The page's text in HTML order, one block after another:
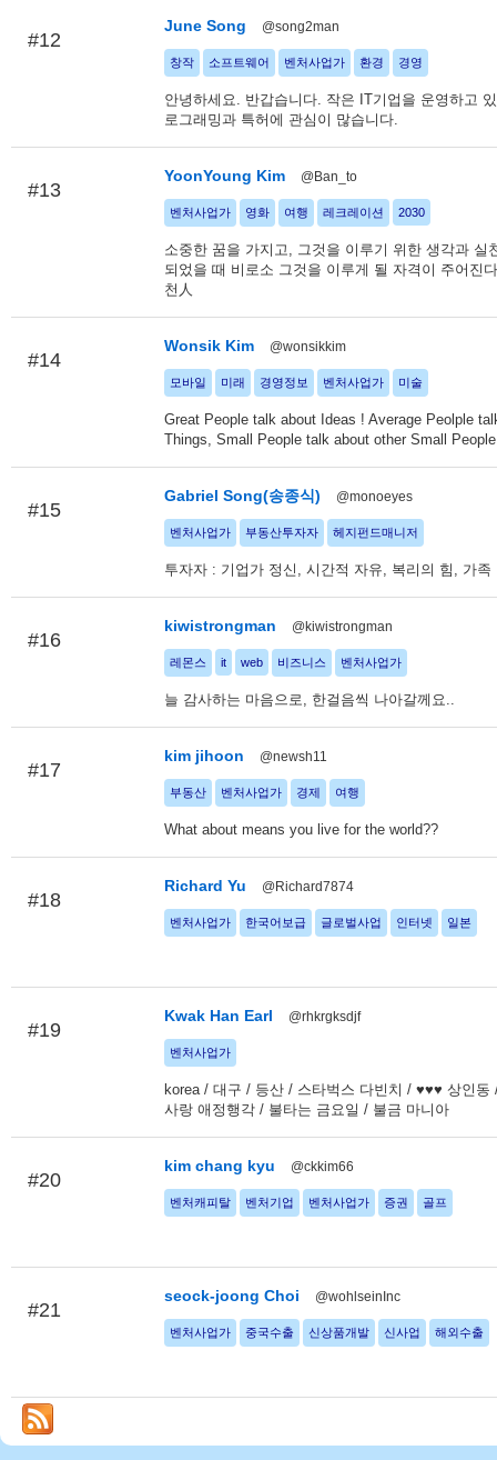
#12
June Song @song2man
창작 소프트웨어 벤처사업가 환경 경영
안녕하세요. 반갑습니다. 작은 IT기업을 운영하고
로그래밍과 특허에 관심이 많습니다.
#13
YoonYoung Kim @Ban_to
벤처사업가 영화 여행 레크레이션 2030
소중한 꿈을 가지고, 그것을 이루기 위한 생각과 실
되었을 때 비로소 그것을 이루게 될 자격이 주어진
천人
#14
Wonsik Kim @wonsikkim
모바일 미래 경영정보 벤처사업가 미술
Great People talk about Ideas ! Average Peolple
Things, Small People talk about other Small
#15
Gabriel Song(송종식) @monoeyes
벤처사업가 부동산투자자 헤지펀드매니저
투자자 : 기업가 정신, 시간적 자유, 복리의 힘, 가족
#16
kiwistrongman @kiwistrongman
레몬스 it web 비즈니스 벤처사업가
늘 감사하는 마음으로, 한걸음씩 나아갈께요..
#17
kim jihoon @newsh11
부동산 벤처사업가 경제 여행
What about means you live for the world??
#18
Richard Yu @Richard7874
벤처사업가 한국어보급 글로벌사업 인터넷 일본
#19
Kwak Han Earl @rhkrgksdjf
벤처사업가
korea / 대구 / 등산 / 스타벅스 다빈치 / ♥♥♥ 상인동
사랑 애정행각 / 불타는 금요일 / 불금 마니아
#20
kim chang kyu @ckkim66
벤처캐피탈 벤처기업 벤처사업가 증권 골프
#21
seock-joong Choi @wohlseinInc
벤처사업가 중국수출 신상품개발 신사업 해외수출